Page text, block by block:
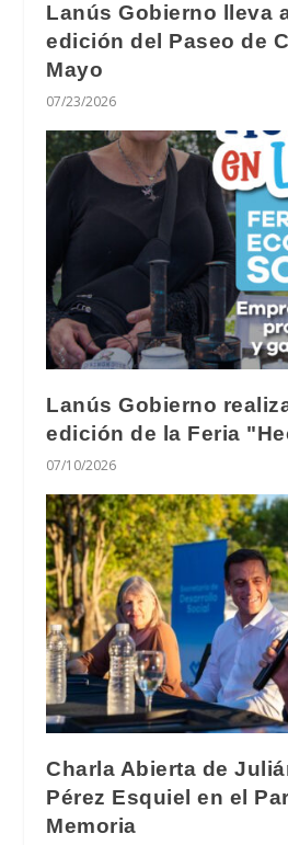
Lanús Gobierno lleva
edición del Paseo de
Mayo
07/23/2026
Lanús Gobierno
edición de la Feria
07/10/2026
Charla Abierta de
Pérez Esquiel en el
Memoria